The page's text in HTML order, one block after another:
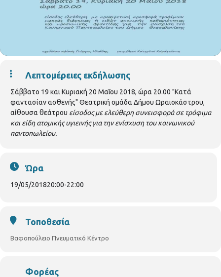
Λεπτομέρειες εκδήλωσης
Σάββατο 19 και Κυριακή 20 Μαΐου 2018, ώρα 20.00 "Κατά
φαντασίαν ασθενής" Θεατρική ομάδα Δήμου Ωραιοκάστρου,
αίθουσα θεάτρου είσοδος με ελεύθερη συνεισφορά σε τρόφιμα
και είδη ατομικής υγιεινής για την ενίσχυση του κοινωνικού
παντοπωλείου.
Ώρα
19/05/201820:00-22:00
Τοποθεσία
Βαφοπούλειο Πνευματικό Κέντρο
Φορέας